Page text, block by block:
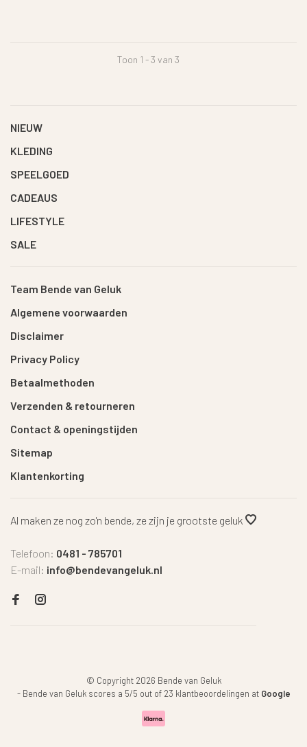
Toon 1 - 3 van 3
NIEUW
KLEDING
SPEELGOED
CADEAUS
LIFESTYLE
SALE
Team Bende van Geluk
Algemene voorwaarden
Disclaimer
Privacy Policy
Betaalmethoden
Verzenden & retourneren
Contact & openingstijden
Sitemap
Klantenkorting
Al maken ze nog zo'n bende, ze zijn je grootste geluk
Telefoon: 0481 - 785701
E-mail: info@bendevangeluk.nl
© Copyright 2026 Bende van Geluk
- Bende van Geluk scores a 5/5 out of 23 klantbeoordelingen at Google